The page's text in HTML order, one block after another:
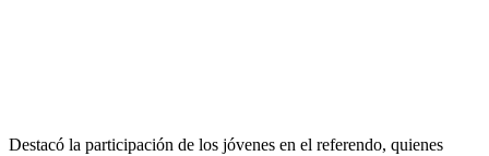
Destacó la participación de los jóvenes en el referendo, quienes